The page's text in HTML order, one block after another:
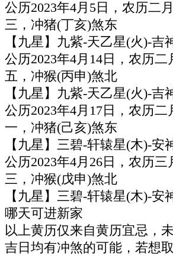
公历2023年4月5日，农历二
三，冲猪(丁亥)煞东
【九星】九紫-天乙星(火)-吉
公历2023年4月14日，农历二
五，冲猴(丙申)煞北
【九星】九紫-天乙星(火)-吉
公历2023年4月17日，农历二
一，冲猪(己亥)煞东
【九星】三碧-轩辕星(木)-安
公历2023年4月26日，农历三
三，冲猴(戊申)煞北
【九星】三碧-轩辕星(木)-安
哪天可进新家
以上黄历仅来自黄历宜忌，
吉日均有冲煞的可能，若想